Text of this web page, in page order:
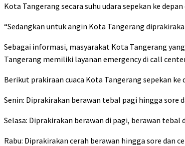
Kota Tangerang secara suhu udara sepekan ke
“Sedangkan untuk angin Kota Tangerang
Sebagai informasi, masyarakat Kota Tangerang
Tangerang memiliki layanan emergency di call
Berikut prakiraan cuaca Kota Tangerang sepekan ke
Senin: Diprakirakan berawan tebal pagi hingga sore
Selasa: Diprakirakan berawan di pagi, berawan
Rabu: Diprakirakan cerah berawan hingga sore dan